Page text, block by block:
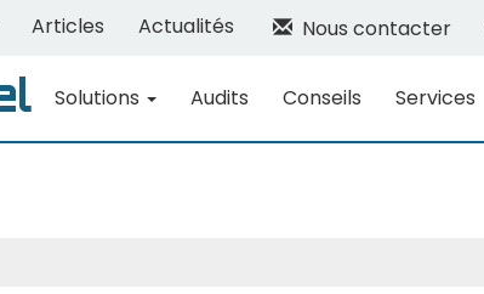
Articles Actualités Nous contacter
Solutions Audits Conseils Services